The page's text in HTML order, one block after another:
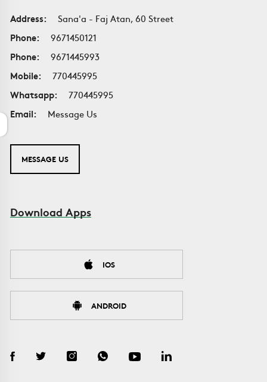
Address:
Sana'a - Faj Atan, 60 Street
Phone:
9671450121
Phone:
9671445993
Mobile:
770445995
Whatsapp:
770445995
Email:
Message Us
MESSAGE US
Download Apps
IOS
ANDROID